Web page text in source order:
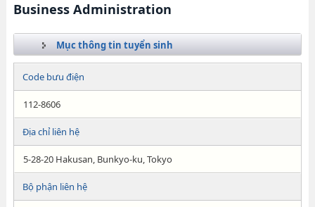
Business Administration
Mục thông tin tuyển sinh
Code bưu điện
112-8606
Địa chỉ liên hệ
5-28-20 Hakusan, Bunkyo-ku, Tokyo
Bộ phận liên hệ